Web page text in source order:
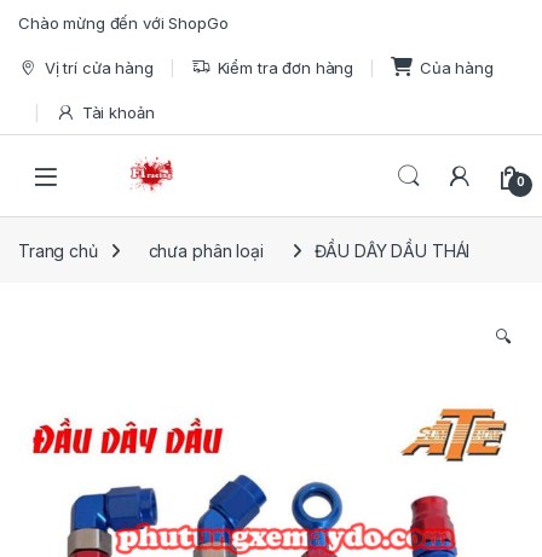
Skip to navigation
Skip to content
Chào mừng đến với ShopGo
Vị trí cửa hàng Kiểm tra đơn hàng Của hàng
Tài khoản
Open 0
Trang chủ chưa phân loại ĐẦU DÂY DẦU THÁI
🔍